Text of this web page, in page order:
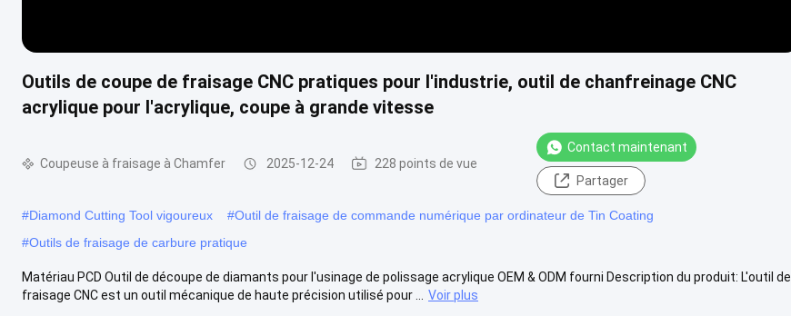
Outils de coupe de fraisage CNC pratiques pour l'industrie, outil de chanfreinage CNC
acrylique pour l'acrylique, coupe à grande vitesse
Coupeuse à fraisage à Chamfer 2025-12-24 228 points de vue
Contact maintenant
Partager
#Diamond Cutting Tool vigoureux #Outil de fraisage de commande numérique par ordinateur de Tin Coating
#Outils de fraisage de carbure pratique
Matériau PCD Outil de découpe de diamants pour l'usinage de polissage acrylique OEM & ODM fourni Description du produit: L'outil de
fraisage CNC est un outil mécanique de haute précision utilisé pour ...
Voir plus